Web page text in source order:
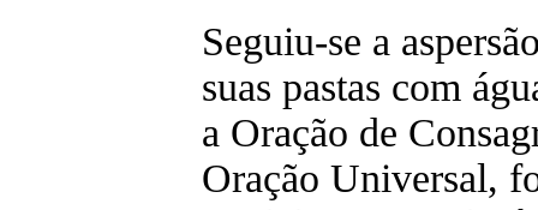
Seguiu-se a
suas pastas com
a Oração de
Oração Universal,